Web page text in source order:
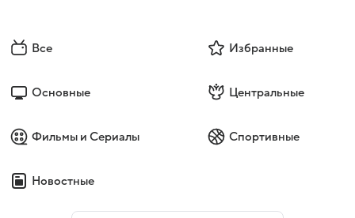
Все Избранные
Основные Центральные
Фильмы и Сериалы Спортивные
Новостные